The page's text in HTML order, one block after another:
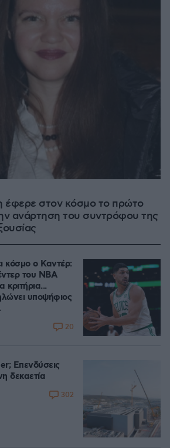
έφερε στον κόσμο το πρώτο
ανάρτηση του συντρόφου της
κόσμο ο Καντέρ:
του NBA
κριτήρια...
υποψήφιος
20
Επενδύσεις
δεκαετία
302